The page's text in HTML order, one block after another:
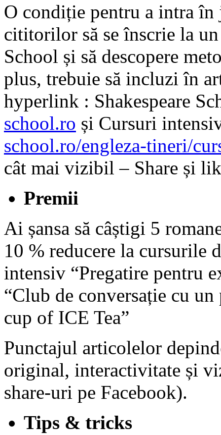
O condiție pentru a intra
cititorilor să se înscrie la un
School și să descopere
plus, trebuie să incluzi în
hyperlink : Shakespeare
school.ro și Cursuri
school.ro/engleza-tineri/
cât mai vizibil – Share și
Premii
Ai șansa să câștigi 5
10 % reducere la cursurile
intensiv “Pregatire pentru
“Club de conversație cu
cup of ICE Tea”
Punctajul articolelor
original, interactivitate și
share-uri pe Facebook).
Tips & tricks